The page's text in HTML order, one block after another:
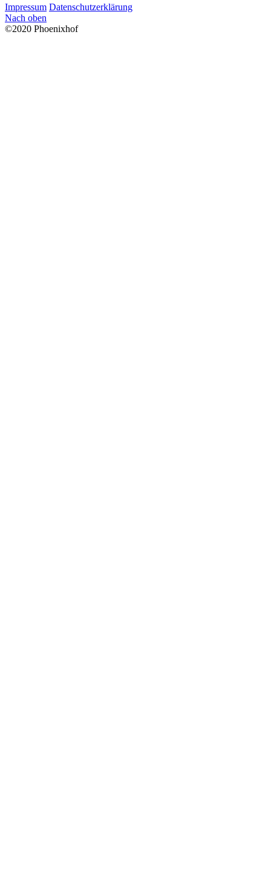
Impressum Datenschutzerklärung
Nach oben
©2020 Phoenixhof